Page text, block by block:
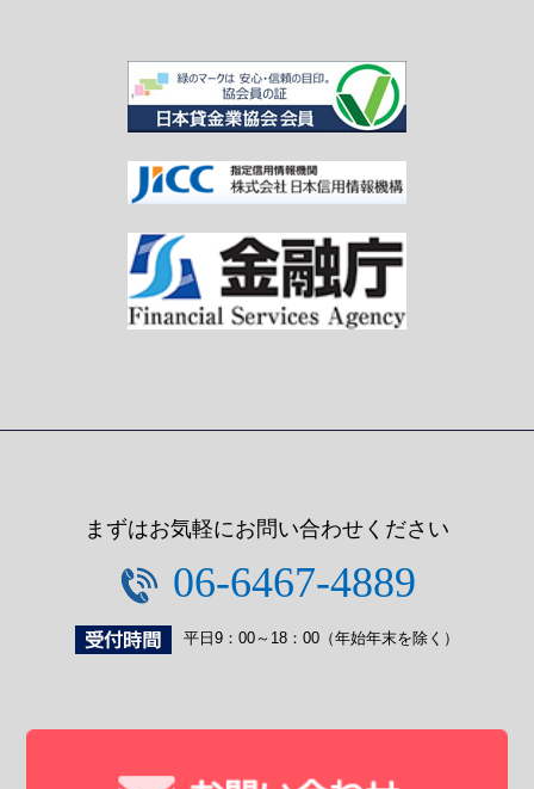
まずはお気軽にお問い合わせください
06-6467-4889
平日9：00～18：00（年始年末を除く）